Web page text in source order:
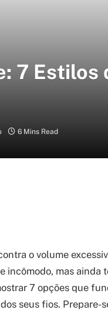
7 Estilos
6 Mins Read
o volume
incômodo, mas ainda
7 opções que
seus fios. Prepare-